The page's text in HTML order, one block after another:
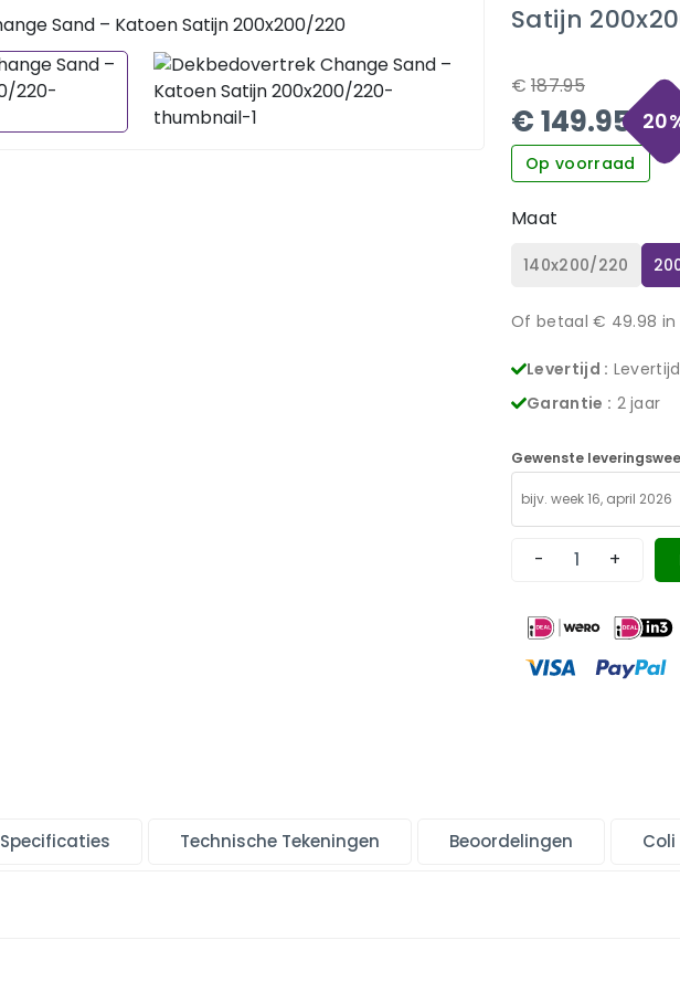
Satijn
€ 187.95
€149.95 20
Op voorraad
Maat
140x200/220
Of betaal € 49.98
Levertijd :
Garantie : 2 jaar
Gewenste
- +
Specificaties Technische Tekeningen Beoordelingen